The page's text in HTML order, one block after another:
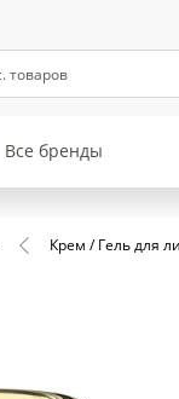
Все бренды
Крем / Гель для